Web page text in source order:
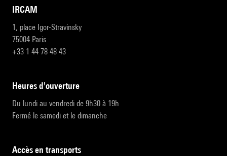
IRCAM
1, place Igor-Stravinsky
75004 Paris
+33 1 44 78 48 43
heures d'ouverture
Du lundi au vendredi de 9h30 à 19h
Fermé le samedi et le dimanche
accès en transports